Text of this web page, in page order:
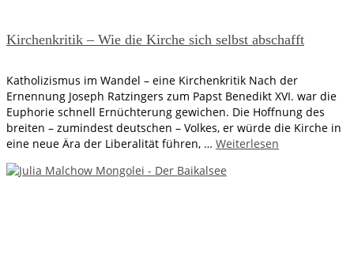
Kirchenkritik – Wie die Kirche sich selbst abschafft
Katholizismus im Wandel – eine Kirchenkritik Nach der
Ernennung Joseph Ratzingers zum Papst Benedikt XVI. war die
Euphorie schnell Ernüchterung gewichen. Die Hoffnung des
breiten – zumindest deutschen – Volkes, er würde die Kirche in
eine neue Ära der Liberalität führen, … Weiterlesen